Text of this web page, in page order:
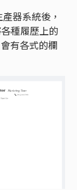
器系統後，
種履歷上的
有各式的欄